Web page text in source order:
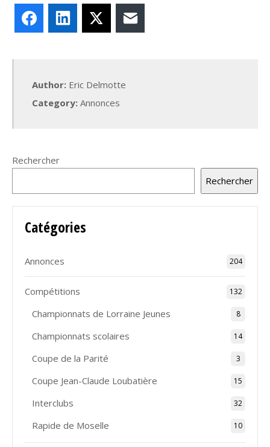
FacebookLinkedIn
Author: Eric Delmotte
Category: Annonces
Rechercher
Rechercher
Catégories
Annonces 204
Compétitions 132
Championnats de Lorraine Jeunes 8
Championnats scolaires 14
Coupe de la Parité 3
Coupe Jean-Claude Loubatière 15
Interclubs 32
Rapide de Moselle 10